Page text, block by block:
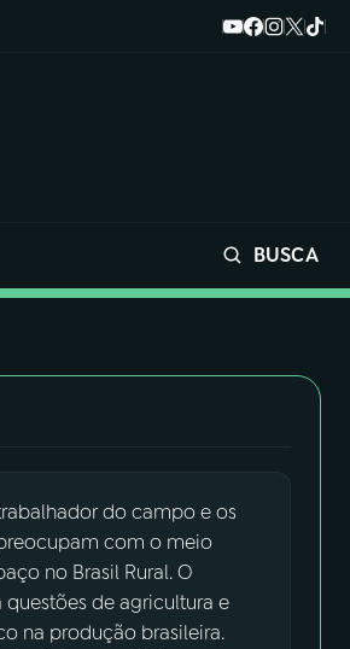
BUSCA
do campo e os
com o meio
no Brasil Rural. O
de agricultura e
na produção brasileira.